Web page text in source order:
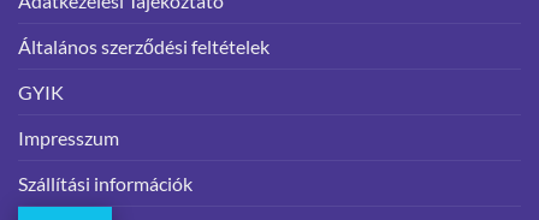
Általános szerződési feltételek
GYIK
Impresszum
Szállítási információk